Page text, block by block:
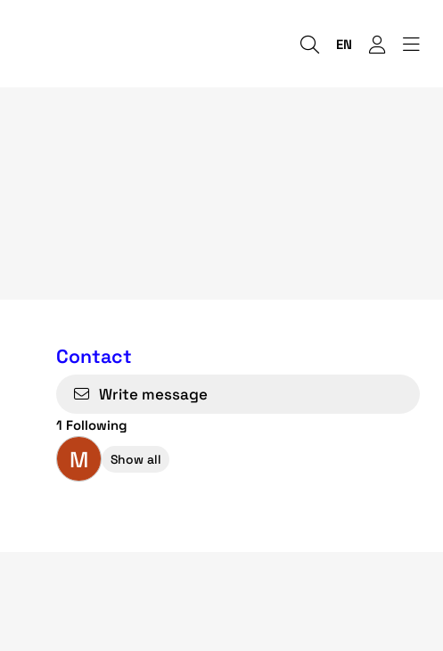
EN
Contact
Write message
1 Following
M Show all